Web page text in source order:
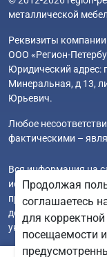
металлической
Реквизиты
ООО «Регион-
Юридический адрес:
Минеральная, д 13,
Юрьевич.
Любое
фактическими –
Вся информация на
исключительно
при каких условиях
дополнительную
указанным на сайте.
Продолжая
соглашаетесь
для
посещаемости